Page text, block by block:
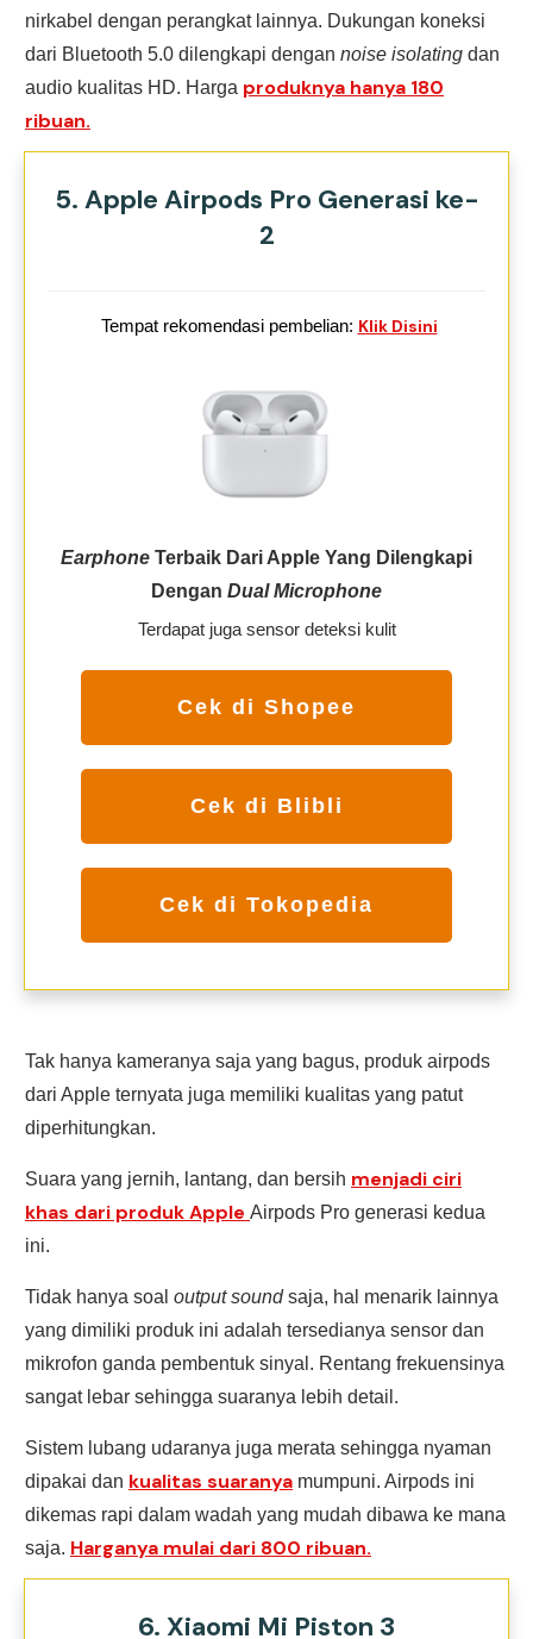
nirkabel dengan perangkat lainnya. Dukungan koneksi
dari Bluetooth 5.0 dilengkapi dengan noise isolating dan
audio kualitas HD. Harga produknya hanya 180
ribuan.
5. Apple Airpods Pro Generasi ke-
2
Tempat rekomendasi pembelian: Klik Disini
Earphone Terbaik Dari Apple Yang Dilengkapi
Dengan Dual Microphone
Terdapat juga sensor deteksi kulit
Cek di Shopee
Cek di Blibli
Cek di Tokopedia
Tak hanya kameranya saja yang bagus, produk airpods
dari Apple ternyata juga memiliki kualitas yang patut
diperhitungkan.
Suara yang jernih, lantang, dan bersih menjadi ciri
khas dari produk Apple Airpods Pro generasi kedua
ini.
Tidak hanya soal output soundsaja, hal menarik lainnya
yang dimiliki produk ini adalah tersedianya sensor dan
mikrofon ganda pembentuk sinyal. Rentang frekuensinya
sangat lebar sehingga suaranya lebih detail.
Sistem lubang udaranya juga merata sehingga nyaman
dipakai dan kualitas suaranya mumpuni. Airpods ini
dikemas rapi dalam wadah yang mudah dibawa ke mana
saja. Harganya mulai dari 800 ribuan.
6. Xiaomi Mi Piston 3